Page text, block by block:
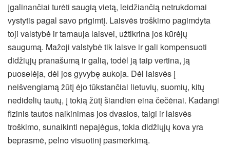
įgalinančiai turėti saugią vietą, leidžiančią netrukdomai
vystytis pagal savo prigimtį. Laisvės troškimo pagimdyta
toji valstybė ir tarnauja laisvei, užtikrina jos kūrėjų
saugumą. Mažoji valstybė tik laisve ir gali kompensuoti
didžiųjų pranašumą ir galią, todėl ją taip vertina, ją
puoselėja, dėl jos gyvybę aukoja. Dėl laisvės į
neišvengiamą žūtį ėjo tūkstančiai lietuvių, suomių, kitų
nedidelių tautų, į tokią žūtį šiandien eina čečėnai. Kadangi
fizinis tautos naikinimas jos dvasios, taigi ir laisvės
troškimo, sunaikinti nepajėgus, tokia didžiųjų kova yra
beprasmė, pelno visuotinį pasmerkimą.